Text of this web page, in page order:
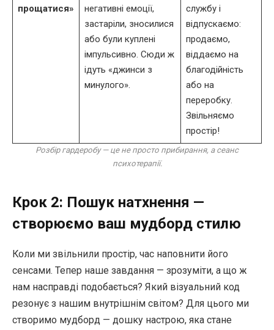
прощатися»
негативні емоції,
застаріли, зносилися
або були куплені
імпульсивно. Сюди ж
ідуть «джинси з
минулого».
службу і
відпускаємо:
продаємо,
віддаємо на
благодійність
або на
переробку.
Звільняємо
простір!
Розбір гардеробу — це не просто прибирання, а сеанс
психотерапії.
Крок 2: Пошук натхнення —
створюємо ваш мудборд стилю
Коли ми звільнили простір, час наповнити його
сенсами. Тепер наше завдання — зрозуміти, а що ж
нам насправді подобається? Який візуальний код
резонує з нашим внутрішнім світом? Для цього ми
створимо мудборд — дошку настрою, яка стане